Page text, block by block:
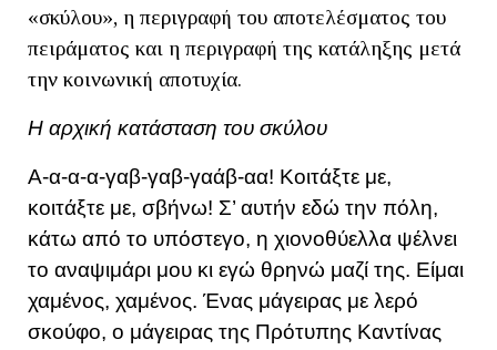
«σκύλου», η περιγραφή του αποτελέσματος του
πειράματος και η περιγραφή της κατάληξης μετά
την κοινωνική αποτυχία.
Η αρχική κατάσταση του σκύλου
Α-α-α-α-γαβ-γαβ-γαάβ-αα! Κοιτάξτε με,
κοιτάξτε με, σβήνω! Σ’ αυτήν εδώ την πόλη,
κάτω από το υπόστεγο, η χιονοθύελλα ψέλνει
το αναψιμάρι μου κι εγώ θρηνώ μαζί της. Είμαι
χαμένος, χαμένος. Ένας μάγειρας με λερό
σκούφο, ο μάγειρας της Πρότυπης Καντίνας